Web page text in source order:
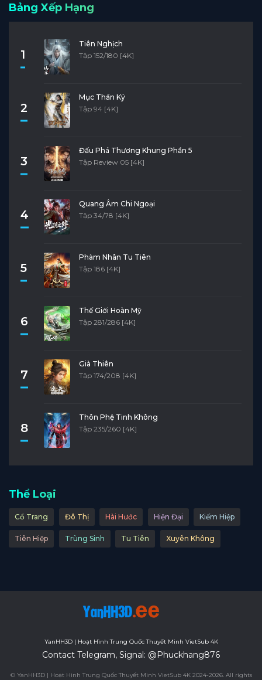
Bảng Xếp Hạng
1
Tiên Nghịch
Tập 152/180 [4K]
2
Mục Thần Ký
Tập 94 [4K]
3
Đấu Phá Thương Khung Phần 5
Tập Review 05 [4K]
4
Quang Âm Chi Ngoại
Tập 34/78 [4K]
5
Phàm Nhân Tu Tiên
Tập 186 [4K]
6
Thế Giới Hoàn Mỹ
Tập 281/286 [4K]
7
Già Thiên
Tập 174/208 [4K]
8
Thôn Phệ Tinh Không
Tập 235/260 [4K]
Thể Loại
Cổ Trang Đô Thị Hài Hước Hiện Đại Kiếm Hiệp
Tiên Hiệp Trùng Sinh Tu Tiên Xuyên Không
YanHH3D | Hoạt Hình Trung Quốc Thuyết Minh VietSub 4K
Contact Telegram, Signal: @Phuckhang876
© YanHH3D | Hoạt Hình Trung Quốc Thuyết Minh VietSub 4K 2024-2026. All rights